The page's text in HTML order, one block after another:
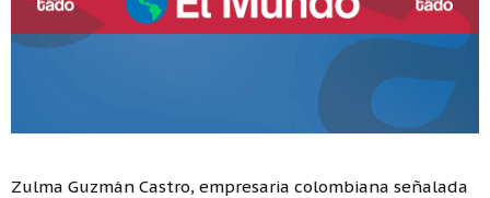
Zulma Guzmán Castro, empresaria colombiana señalada